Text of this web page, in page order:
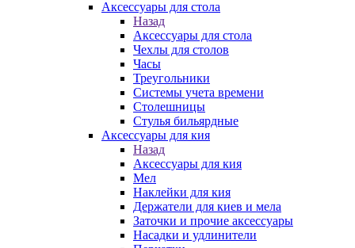
Аксессуары для стола
Назад
Аксессуары для стола
Чехлы для столов
Часы
Треугольники
Системы учета времени
Столешницы
Стулья бильярдные
Аксессуары для кия
Назад
Аксессуары для кия
Мел
Наклейки для кия
Держатели для киев и мела
Заточки и прочие аксессуары
Насадки и удлинители